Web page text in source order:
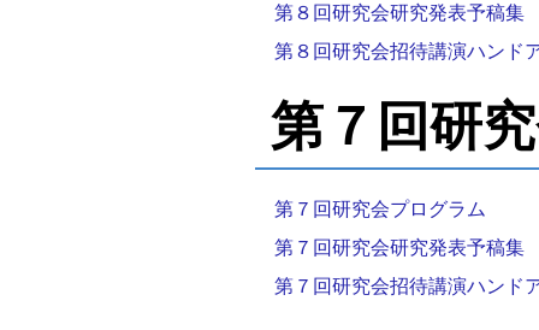
第８回研究会研究発表予稿集
第８回研究会招待講演ハンド
第７回研
第７回研究会プログラム
第７回研究会研究発表予稿集
第７回研究会招待講演ハンド